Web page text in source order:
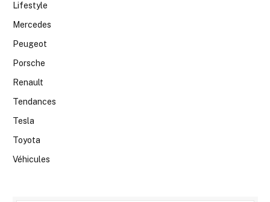
Lifestyle
Mercedes
Peugeot
Porsche
Renault
Tendances
Tesla
Toyota
Véhicules